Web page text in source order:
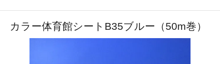
カラー体育館シートB35ブルー（50m巻）